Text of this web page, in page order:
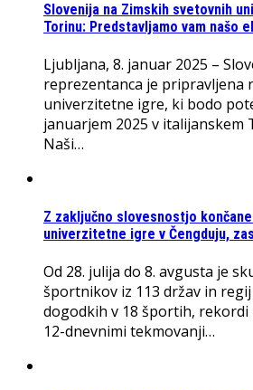
Slovenija na Zimskih svetovnih
Torinu: Predstavljamo vam našo
Ljubljana, 8. januar 2025 –
reprezentanca je pripravljena
univerzitetne igre, ki bodo
januarjem 2025 v italijanskem
Naši…
Z zaključno slovesnostjo
univerzitetne igre v Čengduju,
Od 28. julija do 8. avgusta je
športnikov iz 113 držav in
dogodkih v 18 športih, rekordi
12-dnevnimi tekmovanji…